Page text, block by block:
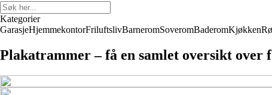
Kategorier
GarasjeHjemmekontorFriluftslivBarneromSoveromBaderomKjøkken
Plakatrammer – få en samlet oversikt over